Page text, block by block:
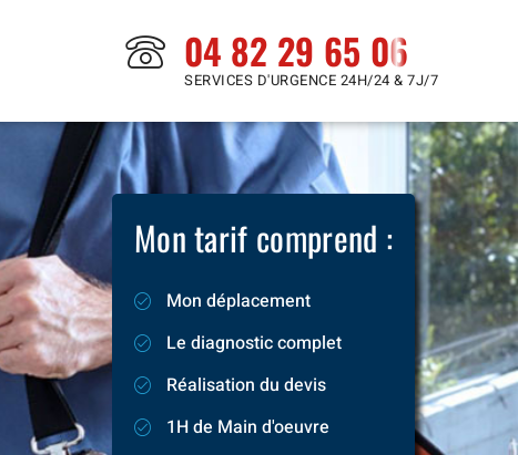
04 82 29 65 06
SERVICES D'URGENCE 24H/24 & 7J/7
Mon tarif comprend :
Mon déplacement
Le diagnostic complet
Réalisation du devis
1H de Main d'oeuvre